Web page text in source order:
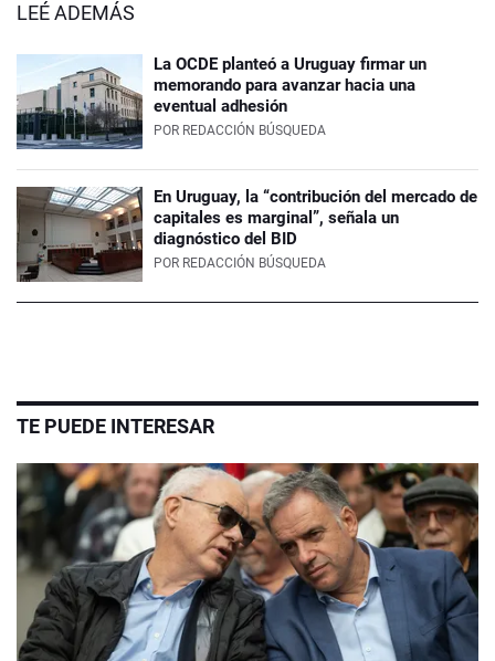
LEÉ ADEMÁS
La OCDE planteó a Uruguay firmar un
memorando para avanzar hacia una
eventual adhesión
POR REDACCIÓN BÚSQUEDA
En Uruguay, la “contribución del mercado de
capitales es marginal”, señala un
diagnóstico del BID
POR REDACCIÓN BÚSQUEDA
TE PUEDE INTERESAR